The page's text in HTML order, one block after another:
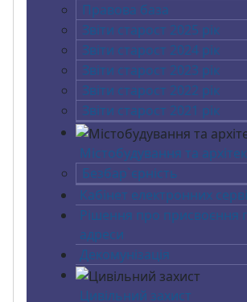
Правова база
Звіти старост 2025 рік
Звіти старост 2024 рік
Звіти старост 2023 рік
Звіти старост 2022 рік
Звіти старост 2021 рік
Містобудування та
Безбар`єрність
Кабінет електронних
Рішення про присвоєння
адреси
Декомунізація
Цивільний захист